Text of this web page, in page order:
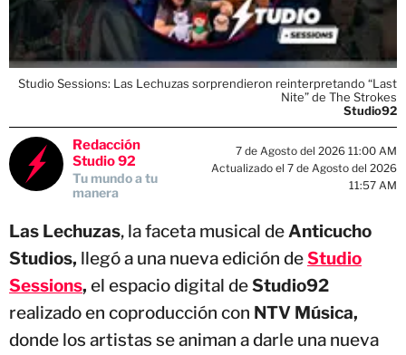
Studio Sessions: Las Lechuzas sorprendieron reinterpretando “Last
Nite” de The Strokes
Studio92
Redacción
Studio 92
Tu mundo a tu
manera
7 de Agosto del 2026 11:00 AM
Actualizado el 7 de Agosto del 2026
11:57 AM
Las Lechuzas, la faceta musical deAnticucho
Studios, llegó a una nueva edición deStudio
Sessions, el espacio digital deStudio92
realizado en coproducción con NTV Música,
donde los artistas se animan a darle una nueva